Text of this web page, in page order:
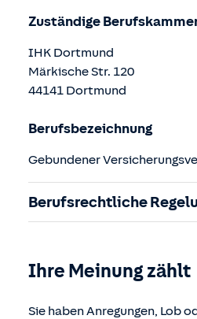
Zuständige
IHK Dortmund
Märkische Str. 120
44141 Dortmund
Berufsbezeichnung
Gebundener
Berufsrechtliche
§§ 59 – 68 Gesetz über
§ 48b
Verordnung über die
Ihre Meinung zählt
Sie haben Anregungen, Lob